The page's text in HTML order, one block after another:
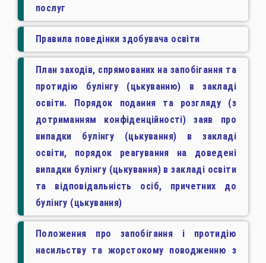
послуг
Правила поведінки здобувача освіти
План заходів, спрямованих на запобігання та
протидію булінгу (цькуванню) в закладі
освіти. Порядок подання та розгляду (з
дотриманням конфіденційності) заяв про
випадки булінгу (цькування) в закладі
освіти, порядок реагування на доведені
випадки булінгу (цькування) в закладі освіти
та відповідальність осіб, причетних до
булінгу (цькування)
Положення про запобігання і протидію
насильству та жорстокому поводженню з